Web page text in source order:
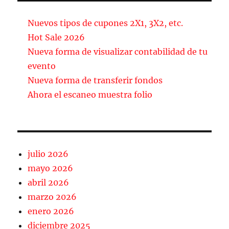
b
o
o
k
a
ir
Nuevos tipos de cupones 2X1, 3X2, etc.
Hot Sale 2026
Nueva forma de visualizar contabilidad de tu
evento
Nueva forma de transferir fondos
Ahora el escaneo muestra folio
julio 2026
mayo 2026
abril 2026
marzo 2026
enero 2026
diciembre 2025